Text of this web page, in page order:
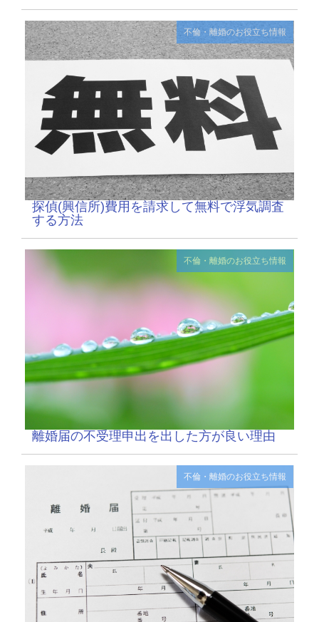
不倫・離婚のお役立ち情報
探偵(興信所)費用を請求して無料で浮気調査
する方法
不倫・離婚のお役立ち情報
離婚届の不受理申出を出した方が良い理由
不倫・離婚のお役立ち情報